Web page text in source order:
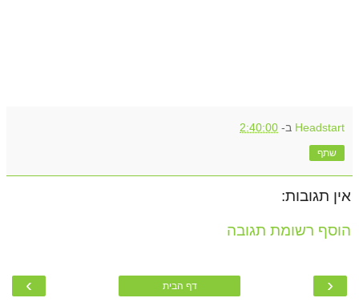
Headstart ב- 2:40:00
שתף
אין תגובות:
הוסף רשומת תגובה
‹
› דף הבית